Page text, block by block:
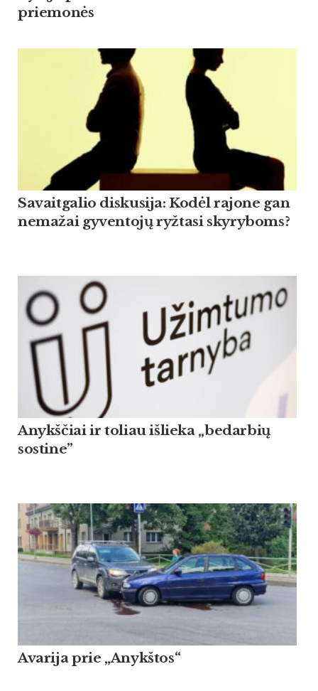
priemonės
Savaitgalio diskusija: Kodėl rajone gan
nemažai gyventojų ryžtasi skyryboms?
Anykščiai ir toliau išlieka „bedarbių
sostine”
Avarija prie „Anykštos“